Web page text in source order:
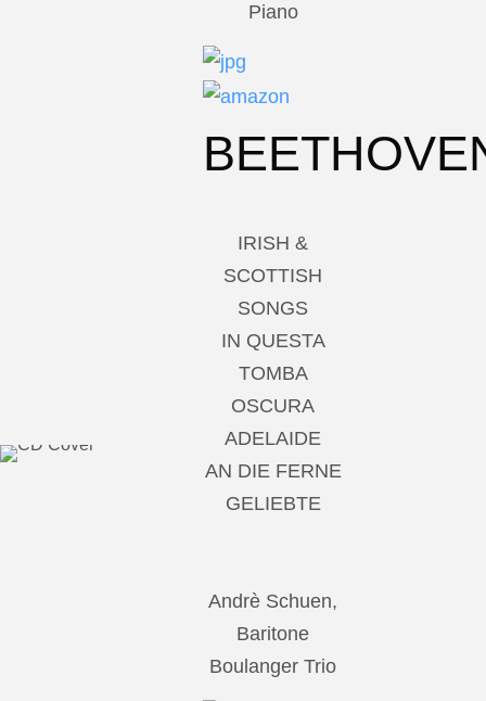
Piano
IRISH &
SCOTTISH
SONGS
IN QUESTA
TOMBA
OSCURA
ADELAIDE
AN DIE FERNE
GELIEBTE
Andrè Schuen,
Baritone
Boulanger Trio